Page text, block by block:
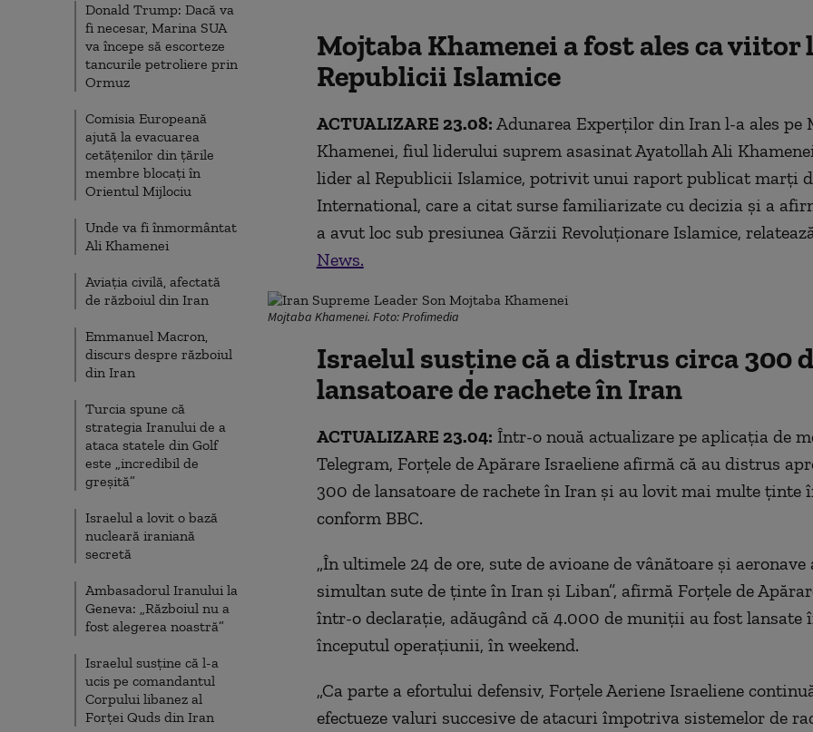
Donald Trump: Dacă va
fi necesar, Marina SUA
va începe să escorteze
tancurile petroliere prin
Ormuz
Comisia Europeană
ajută la evacuarea
cetățenilor din țările
membre blocați în
Orientul Mijlociu
Unde va fi înmormântat
Ali Khamenei
Aviația civilă, afectată
de războiul din Iran
Emmanuel Macron,
discurs despre războiul
din Iran
Turcia spune că
strategia Iranului de a
ataca statele din Golf
este „incredibil de
greșită”
Israelul a lovit o bază
nucleară iraniană
secretă
Ambasadorul Iranului la
Geneva: „Războiul nu a
fost alegerea noastră”
Israelul susține că l-a
ucis pe comandantul
Corpului libanez al
Forței Quds din Iran
Mojtaba Khamenei a fost ales ca viitor
Republicii Islamice
ACTUALIZARE 23.08: Adunarea Experților din Iran l-a ales pe
Khamenei, fiul liderului suprem asasinat Ayatollah Ali
lider al Republicii Islamice, potrivit unui raport publicat marți
International, care a citat surse familiarizate cu decizia și a
a avut loc sub presiunea Gărzii Revoluționare Islamice,
News.
Mojtaba Khamenei. Foto: Profimedia
Israelul susține că a distrus circa 300
lansatoare de rachete în Iran
ACTUALIZARE 23.04: Într-o nouă actualizare pe aplicația de
Telegram, Forțele de Apărare Israeliene afirmă că au distrus
300 de lansatoare de rachete în Iran și au lovit mai multe ținte
conform BBC.
„În ultimele 24 de ore, sute de avioane de vânătoare și
simultan sute de ținte în Iran și Liban”, afirmă Forțele de
într-o declarație, adăugând că 4.000 de muniții au fost lansate
începutul operațiunii, în weekend.
„Ca parte a efortului defensiv, Forțele Aeriene Israeliene
efectueze valuri succesive de atacuri împotriva sistemelor de